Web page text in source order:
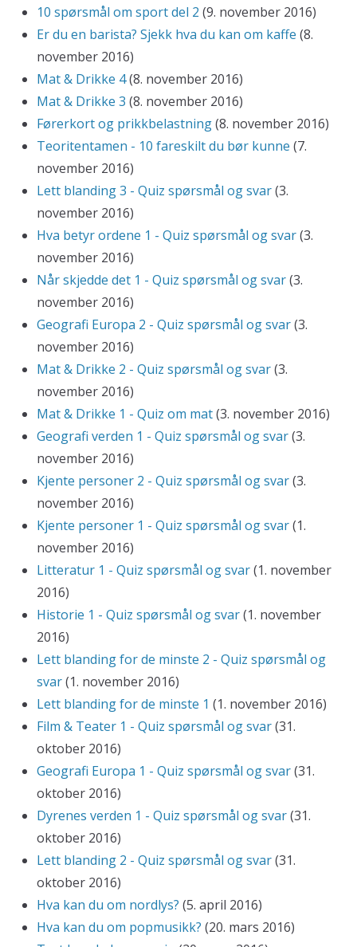
10 spørsmål om sport del 2 (9. november 2016)
Er du en barista? Sjekk hva du kan om kaffe (8.
november 2016)
Mat & Drikke 4(8. november 2016)
Mat & Drikke 3 (8. november 2016)
Førerkort og prikkbelastning(8. november 2016)
Teoritentamen - 10 fareskilt du bør kunne (7.
november 2016)
Lett blanding 3 - Quiz spørsmål og svar(3.
november 2016)
Hva betyr ordene 1 - Quiz spørsmål og svar(3.
november 2016)
Når skjedde det 1 - Quiz spørsmål og svar(3.
november 2016)
Geografi Europa 2 - Quiz spørsmål og svar(3.
november 2016)
Mat & Drikke 2 - Quiz spørsmål og svar(3.
november 2016)
Mat & Drikke 1 - Quiz om mat(3. november 2016)
Geografi verden 1 - Quiz spørsmål og svar(3.
november 2016)
Kjente personer 2 - Quiz spørsmål og svar(3.
november 2016)
Kjente personer 1 - Quiz spørsmål og svar(1.
november 2016)
Litteratur 1 - Quiz spørsmål og svar(1. november
2016)
Historie 1 - Quiz spørsmål og svar(1. november
2016)
Lett blanding for de minste 2 - Quiz spørsmål og
svar(1. november 2016)
Lett blanding for de minste 1 (1. november 2016)
Film & Teater 1 - Quiz spørsmål og svar(31.
oktober 2016)
Geografi Europa 1 - Quiz spørsmål og svar(31.
oktober 2016)
Dyrenes verden 1 - Quiz spørsmål og svar(31.
oktober 2016)
Lett blanding 2 - Quiz spørsmål og svar(31.
oktober 2016)
Hva kan du om nordlys? (5. april 2016)
Hva kan du om popmusikk? (20. mars 2016)